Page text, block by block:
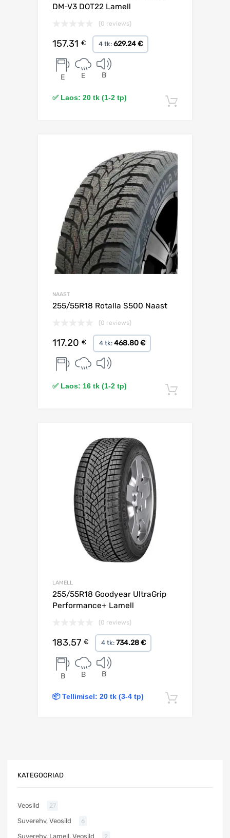
DM-V3 DOT22 Lamell
(0 reviews)
157.31 € 4 tk: 629.24 €
E E B
✅ Laos: 20 tk (1-2 tp)
NAAST
255/55R18 Rotalla S500 Naast
(0 reviews)
117.20 € 4 tk: 468.80 €
✅ Laos: 16 tk (1-2 tp)
LAMELL
255/55R18 Goodyear UltraGrip
Performance+ Lamell
(0 reviews)
183.57 € 4 tk: 734.28 €
B B B
📦 Tellimisel: 20 tk (3-4 tp)
KATEGOORIAD
Veosild 27
Suverehv, Veosild 6
Suverehv, Lamell, Veosild 2